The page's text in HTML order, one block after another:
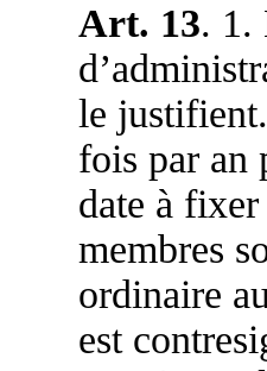
Art. 13. 1.
le
fois par an
date à
membres
ordinaire
est